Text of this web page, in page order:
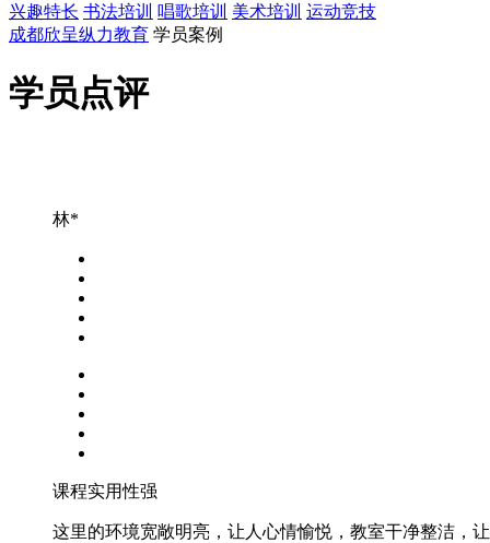
兴趣特长 书法培训 唱歌培训 美术培训 运动竞技
成都欣呈纵力教育 学员案例
学员点评
林*
课程实用性强
这里的环境宽敞明亮，让人心情愉悦，教室干净整洁，